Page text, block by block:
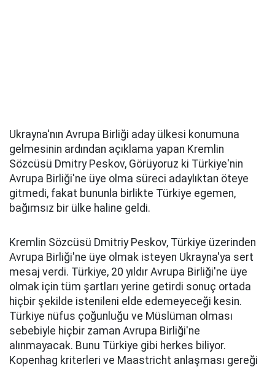
Ukrayna'nın Avrupa Birliği aday ülkesi konumuna
gelmesinin ardından açıklama yapan Kremlin
Sözcüsü Dmitry Peskov, Görüyoruz ki Türkiye'nin
Avrupa Birliği'ne üye olma süreci adaylıktan öteye
gitmedi, fakat bununla birlikte Türkiye egemen,
bağımsız bir ülke haline geldi.
Kremlin Sözcüsü Dmitriy Peskov, Türkiye üzerinden
Avrupa Birliği'ne üye olmak isteyen Ukrayna'ya sert
mesaj verdi. Türkiye, 20 yıldır Avrupa Birliği'ne üye
olmak için tüm şartları yerine getirdi sonuç ortada
hiçbir şekilde istenileni elde edemeyeceği kesin.
Türkiye nüfus çoğunluğu ve Müslüman olması
sebebiyle hiçbir zaman Avrupa Birliği'ne
alınmayacak. Bunu Türkiye gibi herkes biliyor.
Kopenhag kriterleri ve Maastricht anlaşması gereği